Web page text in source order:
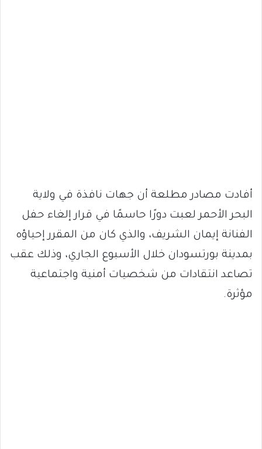
أفادت مصادر مطلعة أن جهات نافذة في ولاية
البحر الأحمر لعبت دورًا حاسمًا في قرار إلغاء حفل
الفنانة إيمان الشريف، والذي كان من المقرر إحياؤه
بمدينة بورتسودان خلال الأسبوع الجاري، وذلك عقب
تصاعد انتقادات من شخصيات أمنية واجتماعية
مؤثرة.